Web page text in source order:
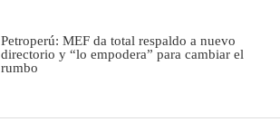
Petroperú: MEF da total respaldo a nuevo
directorio y “lo empodera” para cambiar el
rumbo